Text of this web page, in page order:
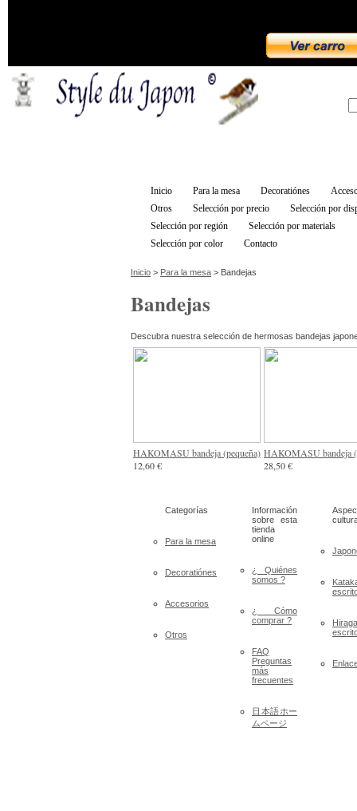
Inicio Para la mesa Decoratiónes
Otros
Selección por precio
Selección por
Selección por región
Selección por materials
Selección por color
Contacto
Inicio > Para la mesa > Bandejas
Bandejas
Descubra nuestra selección de hermosas bandejas
HAKOMASU bandeja (pequeña)
12,60 €
HAKOMASU bandeja
28,50 €
Categorías
Para la mesa
Decoratiónes
Accesorios
Otros
Información
sobre esta
tienda
online
¿ Quiénes
somos ?
¿ Cómo
comprar ?
FAQ
Preguntas
más
frecuentes
日本語ホー
ムページ